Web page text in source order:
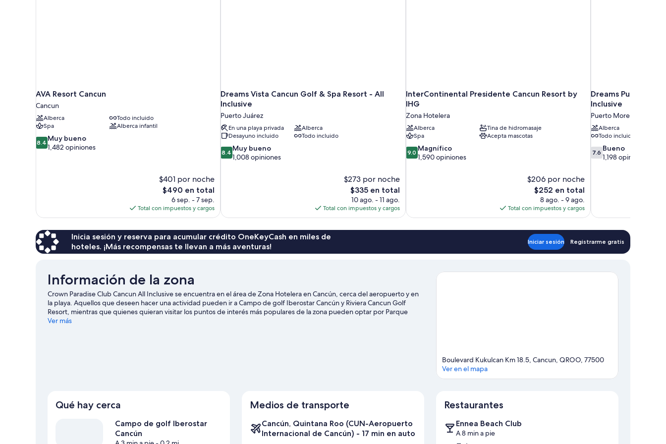
AVA Resort Cancun
Cancun
Alberca
Todo incluido
Spa
Alberca infantil
8.4
de
8.4 Muy bueno
1,482 opiniones
$401 por noche
El
precio
actual
es
$490
$490 en total
6 sep. - 7 sep.
Total con impuestos y cargos
Dreams Vista Cancun Golf & Spa Resort - All
Inclusive
Puerto Juárez
En una playa privada
Alberca
Desayuno incluido
Todo incluido
8.4
de
8.4 Muy bueno
1,008 opiniones
$273 por noche
El
precio
actual
es
$335 en total
10 ago. - 11 ago.
Total con impuestos y cargos
InterContinental Presidente Cancun Resort by
IHG
Zona Hotelera
Alberca
Tina de hidromasaje
Spa
Acepta mascotas
9.0
de
9.0 Magnífico
1,590 opiniones
$206 por noche
El
precio
actual
es
$252
$252 en total
8 ago. - 9 ago.
Total con impuestos y cargos
Dreams Puerto
Inclusive
Puerto Morelos
Alberca
Todo incluido
7.6
de
7.6 Bueno
1,198 opiniones
Inicia sesión y reserva para acumular crédito OneKeyCash en miles de
hoteles. ¡Más recompensas te llevan a más aventuras!
Iniciar sesión Registrarme gratis
Información de la zona
Crown Paradise Club Cancun All Inclusive se encuentra en el área de Zona Hotelera en Cancún, cerca del aeropuerto y en
la playa. Aquellos que deseen hacer una actividad pueden ir a Campo de golf Iberostar Cancún y Riviera Cancun Golf
Resort, mientras que quienes quieran visitar los puntos de interés más populares de la zona pueden optar por Parque
Nacional Costa Occidental de Isla Mujeres, Punta Cancún y Punta Nizuc y Xoximilco. ¿Viajas con niños? No te pierdas El Sol
Ver más
Boulevard Kukulcan Km 18.5, Cancun, QROO, 77500
Ver en el mapa
Qué hay cerca
Campo de golf Iberostar
Cancún
Medios de transporte
Cancún, Quintana Roo (CUN-Aeropuerto
Internacional de Cancún) - 17 min en auto
Restaurantes
Ennea Beach Club
A 8 min a pie